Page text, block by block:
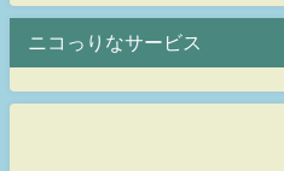
ニコっりなサービス